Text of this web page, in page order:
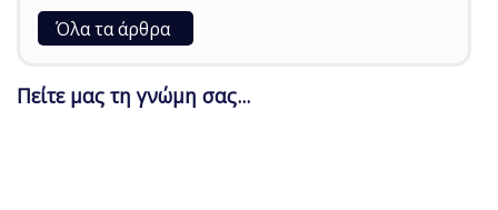
Όλα τα άρθρα
Πείτε μας τη γνώμη σας...